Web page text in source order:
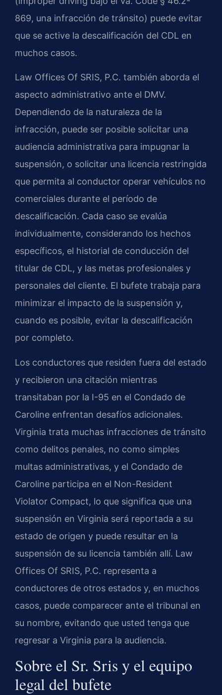
869, una infracción de tránsito) puede evitar
que se active la descalificación del CDL en
muchos casos.
Law Offices Of SRIS, P.C. también aborda el
aspecto administrativo ante el DMV.
Dependiendo de la naturaleza de la
infracción, puede ser posible solicitar una
audiencia administrativa para impugnar la
suspensión, o solicitar una licencia restringida
que permita al conductor operar vehículos no
comerciales durante el período de
descalificación. Cada caso se evalúa
individualmente, considerando los hechos
específicos, el historial de conducción del
titular de CDL, y las metas profesionales y
personales del cliente. El bufete trabaja para
minimizar el impacto de la suspensión y,
cuando es posible, evitar la descalificación
por completo.
Los conductores que residen fuera del estado
y recibieron una citación mientras
transitaban por la I-95 en el Condado de
Caroline enfrentan desafíos adicionales.
Virginia trata muchas infracciones de tránsito
como delitos penales, no como simples
multas administrativas, y el Condado de
Caroline participa en el Non-Resident
Violator Compact, lo que significa que una
suspensión en Virginia será reportada a su
estado de origen y puede resultar en la
suspensión de su licencia también allí. Law
Offices Of SRIS, P.C. representa a
conductores de otros estados y, en muchos
casos, puede comparecer ante el tribunal en
su nombre, evitando que usted tenga que
regresar a Virginia para la audiencia.
Sobre el Sr. Sris y el equipo
legal del bufete